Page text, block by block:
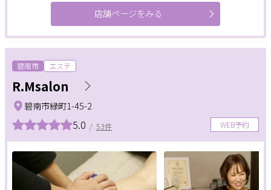
店舗ページをみる
碧南市 エステ
R.Msalon
WEB予約
5.0 / 53件
碧南市緑町1-45-2